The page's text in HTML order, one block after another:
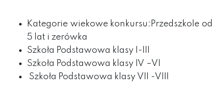
Kategorie wiekowe konkursu: Przedszkole od
5 lat i zerówka
Szkoła Podstawowa klasy I-III
Szkoła Podstawowa klasy IV –VI
Szkoła Podstawowa klasy VII -VIII